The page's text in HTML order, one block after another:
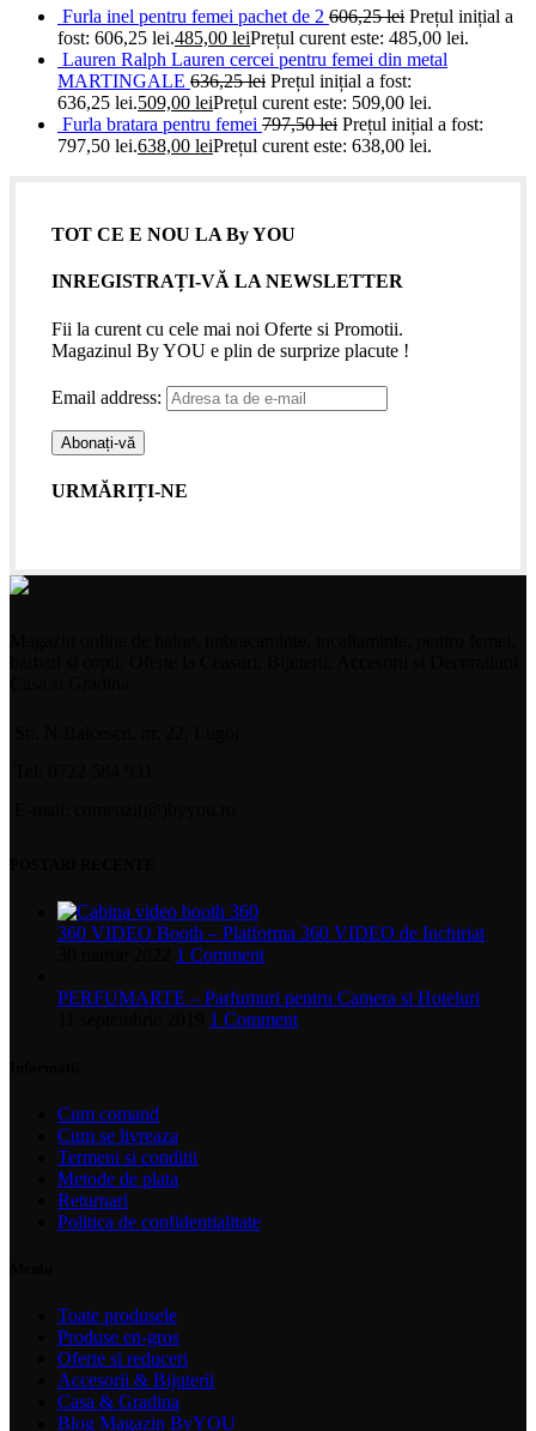
Furla inel pentru femei pachet de 2 606,25lei Prețul inițial a
fost: 606,25 lei.485,00 leiPrețul curent este: 485,00 lei.
Lauren Ralph Lauren cercei pentru femei din metal
MARTINGALE 636,25lei Prețul inițial a fost:
636,25 lei.509,00 leiPrețul curent este: 509,00 lei.
Furla bratara pentru femei 797,50lei Prețul inițial a fost:
797,50 lei.638,00 leiPrețul curent este: 638,00 lei.
TOT CE E NOU LA By YOU
INREGISTRAȚI-VĂ LA NEWSLETTER
Fii la curent cu cele mai noi Oferte si Promotii.
Magazinul By YOU e plin de surprize placute !
Email address:
URMĂRIȚI-NE
360 VIDEO Booth – Platforma 360 VIDEO de Inchiriat
1 Comment
PERFUMARTE – Parfumuri pentru Camera si Hoteluri
1 Comment
Cum comand
Cum se livreaza
Termeni si conditii
Metode de plata
Returnari
Politica de confidentialitate
Toate produsele
Produse en-gros
Oferte si reduceri
Accesorii & Bijuterii
Casa & Gradina
Blog Magazin ByYOU